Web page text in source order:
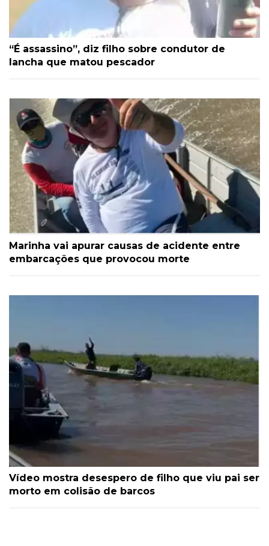
“É assassino”, diz filho sobre condutor de
lancha que matou pescador
Marinha vai apurar causas de acidente entre
embarcações que provocou morte
Vídeo mostra desespero de filho que viu pai ser
morto em colisão de barcos